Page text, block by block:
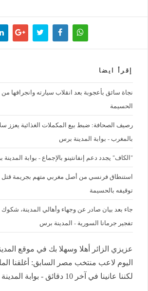
إقرأ ايضا
نجاة سائق بأعجوبة بعد انقلاب سيارته وانجرافها
الحسيمة
رصيف الصحافة: ضبط بيع المكملات الغذائية يعزز
بالمغرب - بوابة المدينة برس
"الكاف" يجدد دعم إنفانتينو بالإجماع - بوابة
استنطاق فرنسي من أصل مغربي متهم بجريمة قتل
توقيفه بالحسيمة
جاء بعد بيان صادر عن وجهاء وأهالي المدينة،
تفجير جرمانا السورية - المدينة برس
عزيزي الزائر أهلا وسهلا بك في موقع
اليوم لاعب منتخب مصر السابق: أغلقنا
لكننا عانينا في آخر 10 دقائق - بوابة المدينة برس